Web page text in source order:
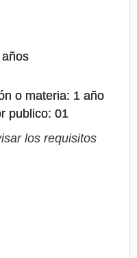
o materia: 1 año
publico: 01
los requisitos